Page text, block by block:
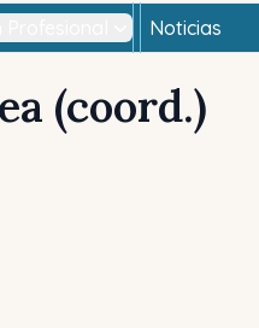
Noticias
(coord.)